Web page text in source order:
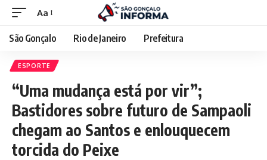
Aa
São Gonçalo Rio de Janeiro Prefeitura
ESPORTE
“Uma mudança está por vir”;
Bastidores sobre futuro de Sampaoli
chegam ao Santos e enlouquecem
torcida do Peixe